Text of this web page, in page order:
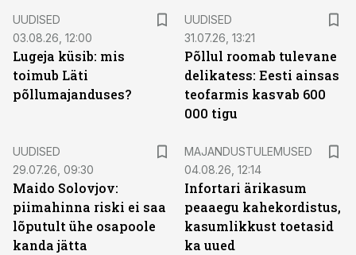
UUDISED
03.08.26, 12:00
Lugeja küsib: mis
toimub Läti
põllumajanduses?
UUDISED
31.07.26, 13:21
Põllul roomab tulevane
delikatess: Eesti ainsas
teofarmis kasvab 600
000 tigu
UUDISED
29.07.26, 09:30
Maido Solovjov:
piimahinna riski ei saa
lõputult ühe osapoole
kanda jätta
MAJANDUSTULEMUSED
04.08.26, 12:14
Infortari ärikasum
peaaegu kahekordistus,
kasumlikkust toetasid
ka uued